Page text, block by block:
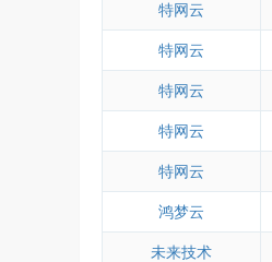
特网云
特网云
特网云
特网云
特网云
鸿梦云
未来技术